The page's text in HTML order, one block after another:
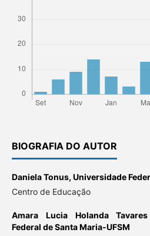
BIOGRAFIA DO AUTOR
Daniela Tonus, Universidade
Centro de Educação
Amara Lucia Holanda
Federal de Santa Maria-UFSM